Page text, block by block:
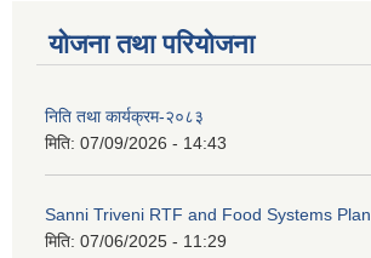
योजना तथा परियोजना
निति तथा कार्यक्रम-२०८३
मिति: 07/09/2026 - 14:43
Sanni Triveni RTF and Food Systems Plan
मिति: 07/06/2025 - 11:29